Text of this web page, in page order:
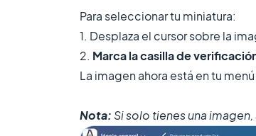
Para seleccionar tu miniatura:
1. Desplaza el cursor sobre la
2. Marca la casilla de
La imagen ahora está en tu
Nota: Si solo tienes una